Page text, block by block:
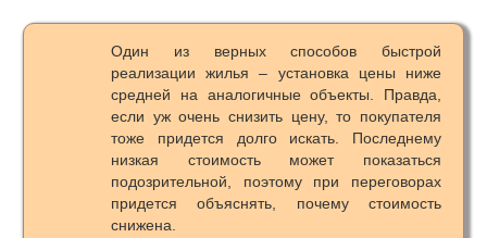
Один из верных способов быстрой
реализации жилья – установка цены ниже
средней на аналогичные объекты. Правда,
если уж очень снизить цену, то покупателя
тоже придется долго искать. Последнему
низкая стоимость может показаться
подозрительной, поэтому при переговорах
придется объяснять, почему стоимость
снижена.